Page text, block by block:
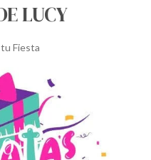
LUCY
Fiesta